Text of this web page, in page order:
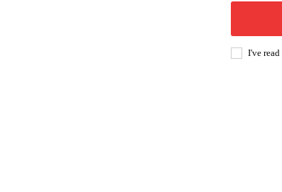
I've